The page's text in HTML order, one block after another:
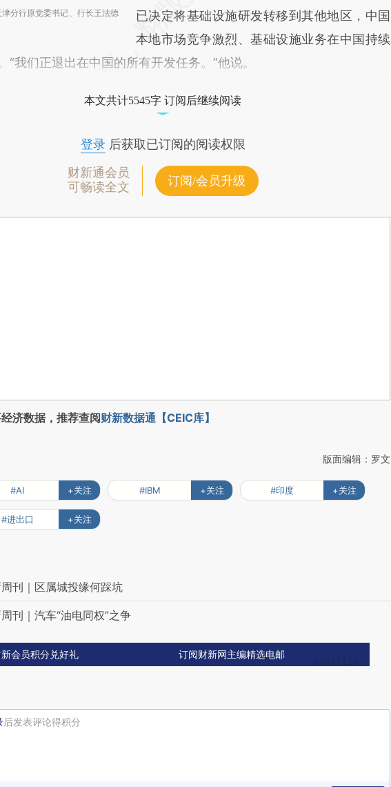
分行原党委书记、行长王法德
已决定将基础设施研发转移到其他地区，中国
本地市场竞争激烈、基础设施业务在中国持续
“我们正退出在中国的所有开发任务。”他说。
本文共计5545字 订阅后继续阅读
登录后获取已订阅的阅读权限
财新通会员
可畅读全文
订阅/会员升级
济数据，推荐查阅财新数据通【CEIC库】
版面编辑：罗文
#AI +关注 #IBM +关注 #印度 +关注
#进出口 +关注
刊｜区属城投缘何踩坑
刊｜汽车“油电同权”之争
新会员积分兑好礼 订阅财新网主编精选电邮
后发表评论得积分